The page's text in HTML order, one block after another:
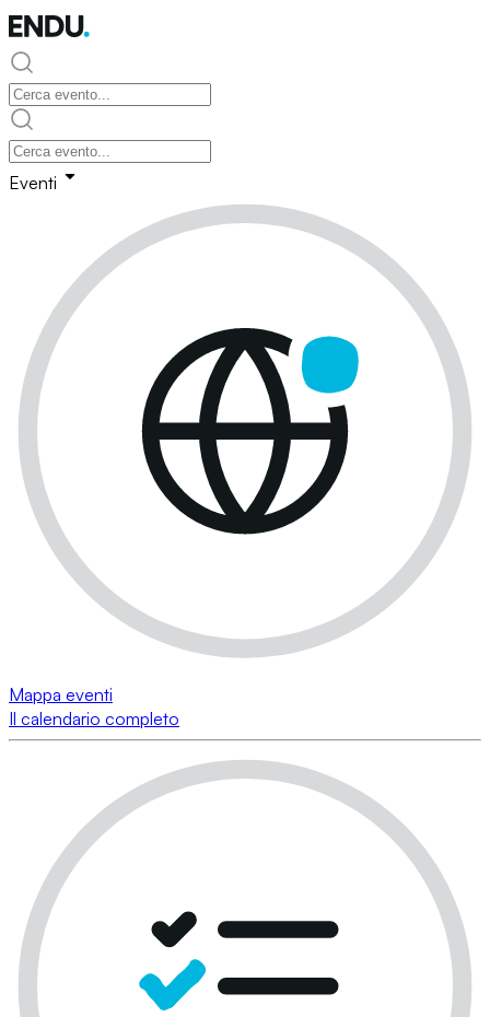
Eventi
Mappa eventi
Il calendario completo